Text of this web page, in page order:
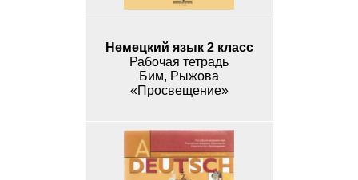
Немецкий язык 2 класс
Рабочая тетрадь
Бим, Рыжова
«Просвещение»